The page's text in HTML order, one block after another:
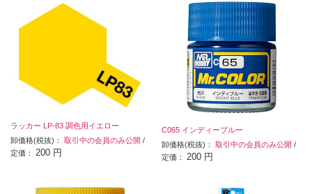
ラッカー LP-83 調色用イエロー
卸価格(税抜)： 取引中の会員のみ公開 /
定価： 200 円
C065 インディーブルー
卸価格(税抜)：取引中の会員のみ公開 /
定価： 200 円